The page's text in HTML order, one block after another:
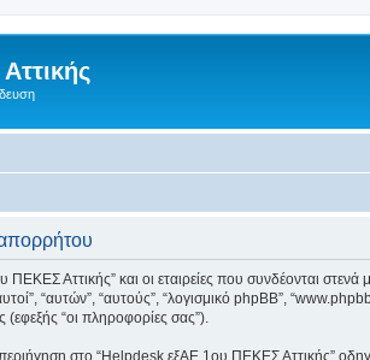
Αττικής” και οι εταιρείες που συνδέονται στενά
“αυτών”, “αυτούς”, “λογισμικό phpBB”,
“οι πληροφορίες σας”).
στο “Helpdesk εξΑΕ 1ου ΠΕΚΕΣ Αττικής”